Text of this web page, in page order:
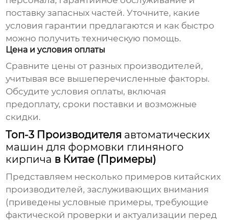
поставку запасных частей. Уточните, какие
условия гарантии предлагаются и как быстро
можно получить техническую помощь.
Цена и условия оплаты
Сравните цены от разных производителей,
учитывая все вышеперечисленные факторы.
Обсудите условия оплаты, включая
предоплату, сроки поставки и возможные
скидки.
Топ-3 Производителя автоматических
машин для формовки глиняного
кирпича в Китае (Примеры)
Представляем несколько примеров китайских
производителей, заслуживающих внимания
(приведены условные примеры, требующие
фактической проверки и актуализации перед